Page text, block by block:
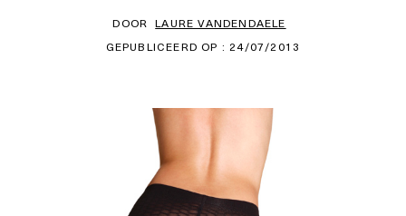
DOOR LAURE VANDENDAELE
GEPUBLICEERD OP : 24/07/2013